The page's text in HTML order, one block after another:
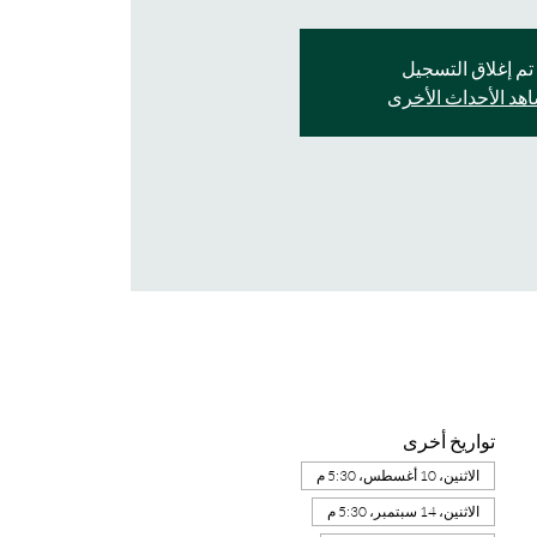
تم إغلاق التسجيل
الأحداث الأخرى
تواريخ أخرى
الاثنين، 10 أغسطس، 5:30 م
الاثنين، 14 سبتمبر، 5:30 م